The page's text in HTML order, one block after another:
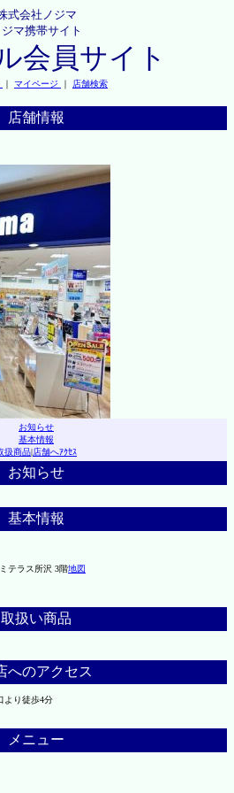
式会社ノジマ
ジマ携帯サイト
会員サイト
｜ マイページ ｜ 店舗検索
店舗情報
お知らせ
基本情報
扱商品|店舗へｱｸｾｽ
お知らせ
基本情報
テラス所沢 3階地図
取扱い商品
へのアクセス
より徒歩4分
メニュー